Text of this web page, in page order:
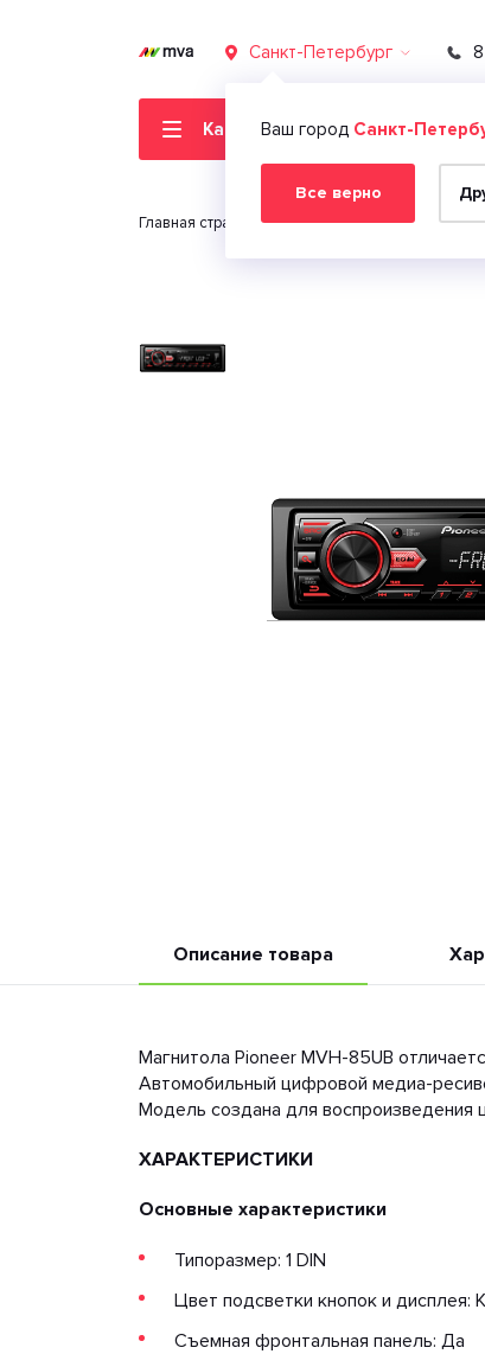
Санкт-Петербург
Ваш город Санкт-
Все верно
Каталог товаров
Главная страница Автомобильная
Описание товара
Магнитола Pioneer MVH-85UB
Автомобильный цифровой медиа-
Модель создана для воспроизведения
ХАРАКТЕРИСТИКИ
Основные характеристики
Типоразмер: 1 DIN
Цвет подсветки кнопок и дисплея:
Съемная фронтальная панель: Да